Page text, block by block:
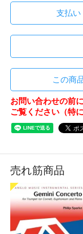
支払い
この商
お問い合わせの前
ご覧ください（特
売れ筋商品